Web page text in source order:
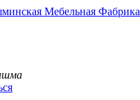
Мебельная Фабрика